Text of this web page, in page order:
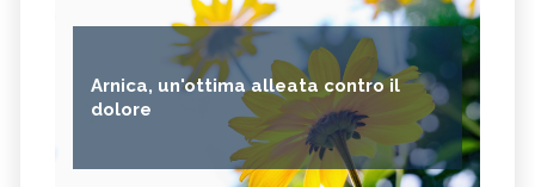
Arnica, un'ottima alleata contro il
dolore